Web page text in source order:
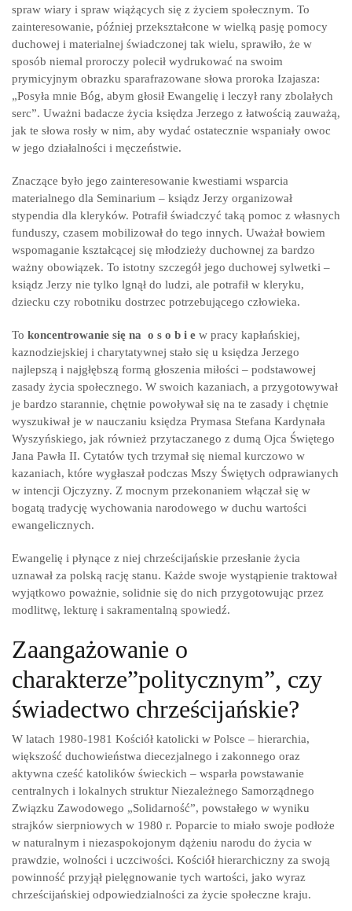
spraw wiary i spraw wiążących się z życiem społecznym. To
zainteresowanie, później przekształcone w wielką pasję pomocy
duchowej i materialnej świadczonej tak wielu, sprawiło, że w
sposób niemal proroczy polecił wydrukować na swoim
prymicyjnym obrazku sparafrazowane słowa proroka Izajasza:
„Posyła mnie Bóg, abym głosił Ewangelię i leczył rany zbolałych
serc”. Uważni badacze życia księdza Jerzego z łatwością zauważą,
jak te słowa rosły w nim, aby wydać ostatecznie wspaniały owoc
w jego działalności i męczeństwie.
Znaczące było jego zainteresowanie kwestiami wsparcia
materialnego dla Seminarium – ksiądz Jerzy organizował
stypendia dla kleryków. Potrafił świadczyć taką pomoc z własnych
funduszy, czasem mobilizował do tego innych. Uważał bowiem
wspomaganie kształcącej się młodzieży duchownej za bardzo
ważny obowiązek. To istotny szczegół jego duchowej sylwetki –
ksiądz Jerzy nie tylko lgnął do ludzi, ale potrafił w kleryku,
dziecku czy robotniku dostrzec potrzebującego człowieka.
To koncentrowanie się na o s o b i e w pracy kapłańskiej,
kaznodziejskiej i charytatywnej stało się u księdza Jerzego
najlepszą i najgłębszą formą głoszenia miłości – podstawowej
zasady życia społecznego. W swoich kazaniach, a przygotowywał
je bardzo starannie, chętnie powoływał się na te zasady i chętnie
wyszukiwał je w nauczaniu księdza Prymasa Stefana Kardynała
Wyszyńskiego, jak również przytaczanego z dumą Ojca Świętego
Jana Pawła II. Cytatów tych trzymał się niemal kurczowo w
kazaniach, które wygłaszał podczas Mszy Świętych odprawianych
w intencji Ojczyzny. Z mocnym przekonaniem włączał się w
bogatą tradycję wychowania narodowego w duchu wartości
ewangelicznych.
Ewangelię i płynące z niej chrześcijańskie przesłanie życia
uznawał za polską rację stanu. Każde swoje wystąpienie traktował
wyjątkowo poważnie, solidnie się do nich przygotowując przez
modlitwę, lekturę i sakramentalną spowiedź.
Zaangażowanie o
charakterze”politycznym”, czy
świadectwo chrześcijańskie?
W latach 1980-1981 Kościół katolicki w Polsce – hierarchia,
większość duchowieństwa diecezjalnego i zakonnego oraz
aktywna cześć katolików świeckich – wsparła powstawanie
centralnych i lokalnych struktur Niezależnego Samorządnego
Związku Zawodowego „Solidarność”, powstałego w wyniku
strajków sierpniowych w 1980 r. Poparcie to miało swoje podłoże
w naturalnym i niezaspokojonym dążeniu narodu do życia w
prawdzie, wolności i uczciwości. Kościół hierarchiczny za swoją
powinność przyjął pielęgnowanie tych wartości, jako wyraz
chrześcijańskiej odpowiedzialności za życie społeczne kraju.